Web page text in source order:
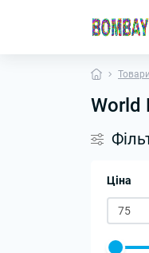
World
Ціна